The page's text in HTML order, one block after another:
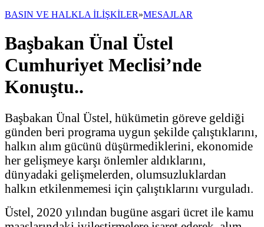
BASIN VE HALKLA İLİŞKİLER»MESAJLAR
Başbakan Ünal Üstel
Cumhuriyet Meclisi’nde
Konuştu..
Başbakan Ünal Üstel, hükümetin göreve geldiği
günden beri programa uygun şekilde çalıştıklarını,
halkın alım gücünü düşürmediklerini, ekonomide
her gelişmeye karşı önlemler aldıklarını,
dünyadaki gelişmelerden, olumsuzluklardan
halkın etkilenmemesi için çalıştıklarını vurguladı.
Üstel, 2020 yılından bugüne asgari ücret ile kamu